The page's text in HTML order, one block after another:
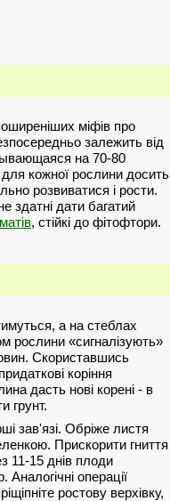
міфів про
залежить від
на 70-80
кожної рослини досить
розвиватися і рости.
здатні дати багатий
, стійкі до фітофтори.
а на стеблах
рослини «сигналізують»
Скориставшись
коріння
дасть нові корені - в
грунт.
зав'язі. Обріже листя
Прискорити гниття
11-15 днів плоди
операції
ростову верхівку,